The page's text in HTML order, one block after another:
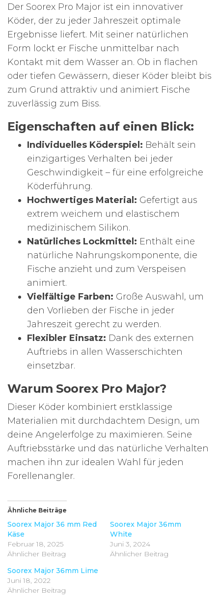
Der Soorex Pro Major ist ein innovativer
Köder, der zu jeder Jahreszeit optimale
Ergebnisse liefert. Mit seiner natürlichen
Form lockt er Fische unmittelbar nach
Kontakt mit dem Wasser an. Ob in flachen
oder tiefen Gewässern, dieser Köder bleibt bis
zum Grund attraktiv und animiert Fische
zuverlässig zum Biss.
Eigenschaften auf einen Blick:
Individuelles Köderspiel: Behält sein
einzigartiges Verhalten bei jeder
Geschwindigkeit – für eine erfolgreiche
Köderführung.
Hochwertiges Material: Gefertigt aus
extrem weichem und elastischem
medizinischem Silikon.
Natürliches Lockmittel: Enthält eine
natürliche Nahrungskomponente, die
Fische anzieht und zum Verspeisen
animiert.
Vielfältige Farben: Große Auswahl, um
den Vorlieben der Fische in jeder
Jahreszeit gerecht zu werden.
Flexibler Einsatz: Dank des externen
Auftriebs in allen Wasserschichten
einsetzbar.
Warum Soorex Pro Major?
Dieser Köder kombiniert erstklassige
Materialien mit durchdachtem Design, um
deine Angelerfolge zu maximieren. Seine
Auftriebsstärke und das natürliche Verhalten
machen ihn zur idealen Wahl für jeden
Forellenangler.
Ähnliche Beiträge
Soorex Major 36 mm Red
Käse
Februar 18, 2025
Ähnlicher Beitrag
Soorex Major 36mm
White
Juni 3, 2024
Ähnlicher Beitrag
Soorex Major 36mm Lime
Juni 18, 2022
Ähnlicher Beitrag